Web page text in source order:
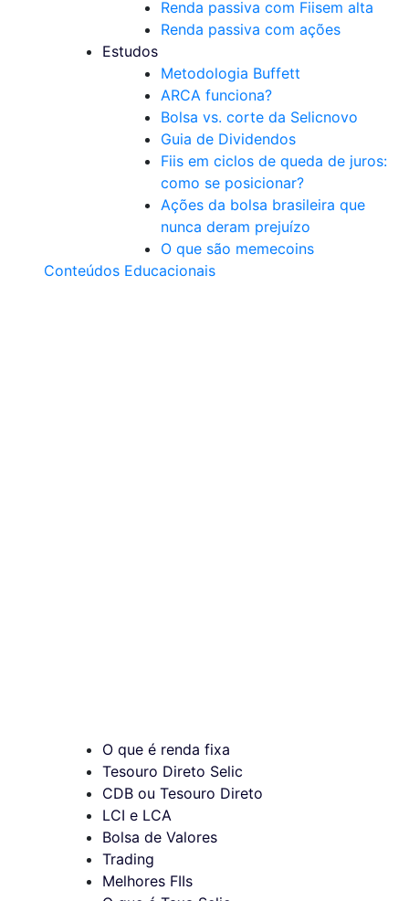
Renda passiva com Fiisem alta
Renda passiva com ações
Estudos
Metodologia Buffett
ARCA funciona?
Bolsa vs. corte da Selicnovo
Guia de Dividendos
Fiis em ciclos de queda de juros:
como se posicionar?
Ações da bolsa brasileira que
nunca deram prejuízo
O que são memecoins
Conteúdos Educacionais
O que é renda fixa
Tesouro Direto Selic
CDB ou Tesouro Direto
LCI e LCA
Bolsa de Valores
Trading
Melhores FIIs